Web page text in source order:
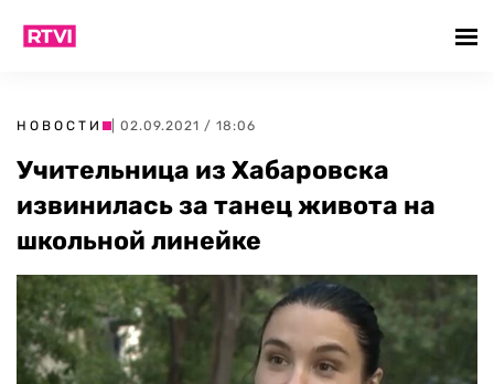
НОВОСТИ | 02.09.2021 / 18:06
Учительница из Хабаровска
извинилась за танец живота на
школьной линейке